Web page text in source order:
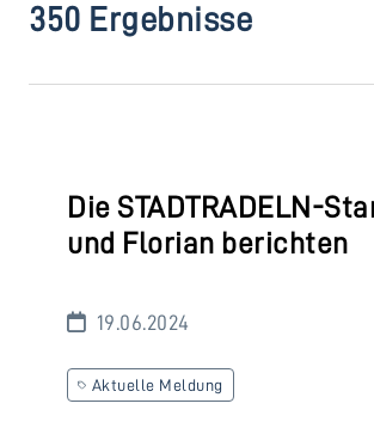
350 Ergebnisse
Die STADTRADELN-
und Florian berichten
19.06.2024
Aktuelle Meldung